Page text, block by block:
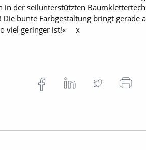
in der seilunterstützten
bunte Farbgestaltung bringt gerade
viel geringer ist!« x